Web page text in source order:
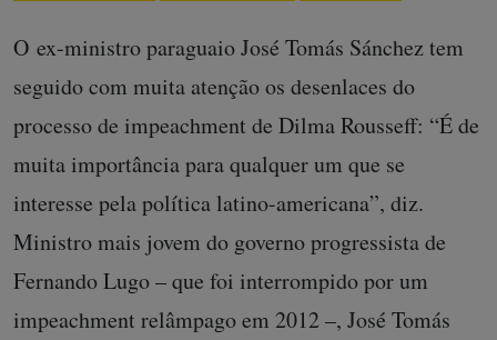
O ex-ministro paraguaio José Tomás Sánchez tem
seguido com muita atenção os desenlaces do
processo de impeachment de Dilma Rousseff: “É de
muita importância para qualquer um que se
interesse pela política latino-americana”, diz.
Ministro mais jovem do governo progressista de
Fernando Lugo – que foi interrompido por um
impeachment relâmpago em 2012 –, José Tomás